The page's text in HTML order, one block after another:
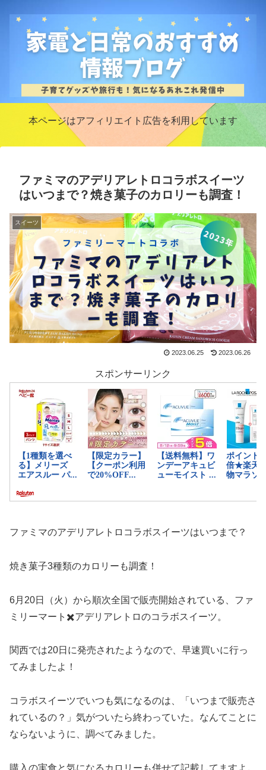
本ページはアフィリエイト広告を利用しています
ファミマのアデリアレトロコラボスイーツ
はいつまで？焼き菓子のカロリーも調査！
スイーツ
2023.06.25 2023.06.26
スポンサーリンク
ファミマのアデリアレトロコラボスイーツはいつまで？
焼き菓子3種類のカロリーも調査！
6月20日（火）から順次全国で販売開始されている、ファ
ミリーマート✖️アデリアレトロのコラボスイーツ。
関西では20日に発売されたようなので、早速買いに行っ
てみましたよ！
コラボスイーツでいつも気になるのは、「いつまで販売さ
れているの？」気がついたら終わっていた。なんてことに
ならないように、調べてみました。
購入の実食と気になるカロリーも併せて記載してますよ。